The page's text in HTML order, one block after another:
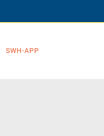
SWH-APP